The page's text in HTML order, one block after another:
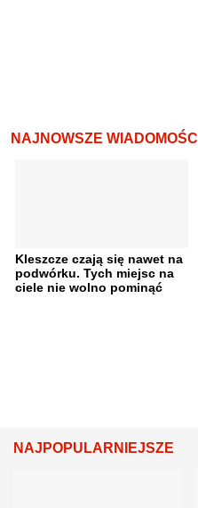
NAJNOWSZE WIADOMOŚCI
Kleszcze czają się nawet na
podwórku. Tych miejsc na
ciele nie wolno pominąć
NAJPOPULARNIEJSZE